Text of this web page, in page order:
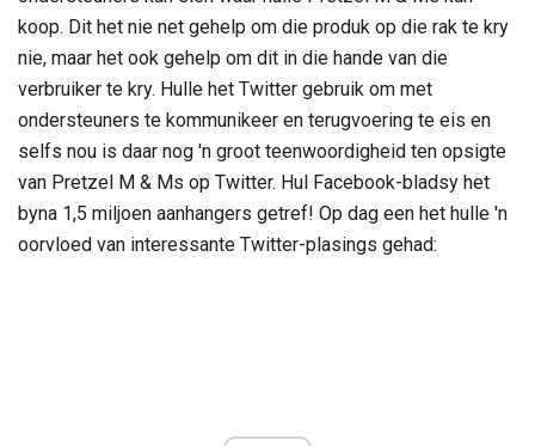
koop. Dit het nie net gehelp om die produk op die rak te kry
nie, maar het ook gehelp om dit in die hande van die
verbruiker te kry. Hulle het Twitter gebruik om met
ondersteuners te kommunikeer en terugvoering te eis en
selfs nou is daar nog 'n groot teenwoordigheid ten opsigte
van Pretzel M & Ms op Twitter. Hul Facebook-bladsy het
byna 1,5 miljoen aanhangers getref! Op dag een het hulle 'n
oorvloed van interessante Twitter-plasings gehad: